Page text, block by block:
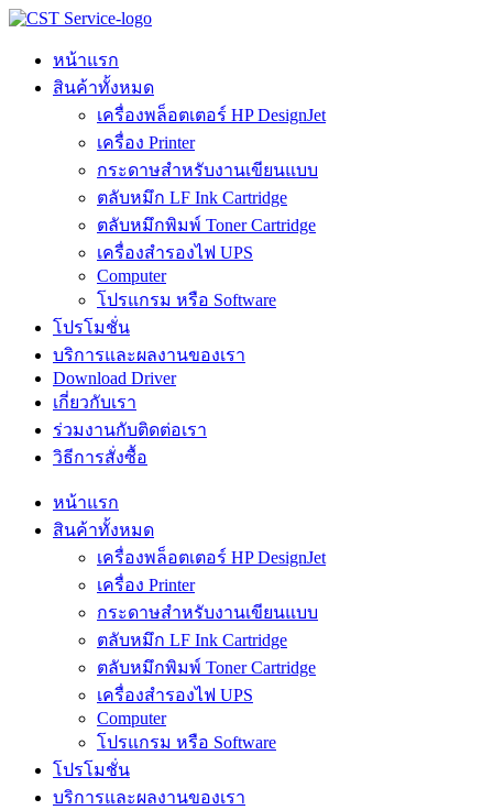
Skip
contentหน้าแรก
สินค้าทั้งหมด
เครื่องพล็อตเตอร์ HP DesignJet
เครื่อง Printer
กระดาษสำหรับงานเขียนแบบ
ตลับหมึก LF Ink Cartridge
ตลับหมึกพิมพ์ Toner Cartridge
เครื่องสำรองไฟ UPS
Computer
โปรแกรม หรือ Software
โปรโมชั่น
บริการและผลงานของเรา
Download Driver
เกี่ยวกับเรา
ร่วมงานกับติดต่อเรา
วิธีการสั่งซื้อ
หน้าแรก
สินค้าทั้งหมด
เครื่องพล็อตเตอร์ HP DesignJet
เครื่อง Printer
กระดาษสำหรับงานเขียนแบบ
ตลับหมึก LF Ink Cartridge
ตลับหมึกพิมพ์ Toner Cartridge
เครื่องสำรองไฟ UPS
Computer
โปรแกรม หรือ Software
โปรโมชั่น
บริการและผลงานของเรา